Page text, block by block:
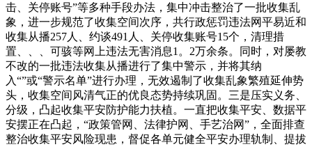
击、关停账号”等多种手段办法，集中冲击整治了一批收集乱
象，进一步规范了收集空间次序，共行政惩罚违法网平易近和
收集从播257人、约谈491人、关停收集账号15个，清理措
置、、、可骇等网上违法无害消息1。2万余条。同时，对屡教
不改的一批违法收集从播进行了集中警示，并将其纳
入“”或“警示名单”进行办理，无效遏制了收集乱象繁殖延伸势
头，收集空间风清气正的优良态势持续巩固。三是压实义务、
分级，凸起收集平安防护能力扶植。一直把收集平安、数据平
安摆正在凸起，“政策管网、法律护网、手艺治网”，全面排查
整治收集平安风险现患，督促各单元健全平安办理轨制、提拔